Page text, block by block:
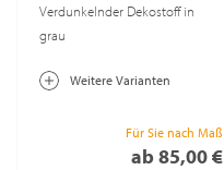
Verdunkelnder Dekostoff in
grau
Weitere Varianten
Für Sie nach Maß
ab 85,00 €